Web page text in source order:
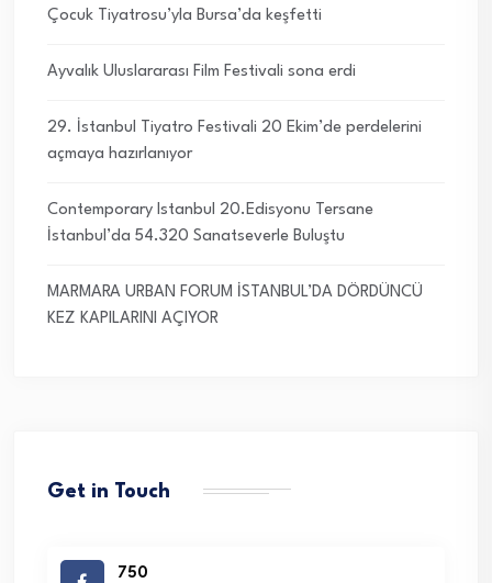
Çocuk Tiyatrosu’yla Bursa’da keşfetti
Ayvalık Uluslararası Film Festivali sona erdi
29. İstanbul Tiyatro Festivali 20 Ekim’de perdelerini
açmaya hazırlanıyor
Contemporary Istanbul 20.Edisyonu Tersane
İstanbul’da 54.320 Sanatseverle Buluştu
MARMARA URBAN FORUM İSTANBUL’DA DÖRDÜNCÜ
KEZ KAPILARINI AÇIYOR
Get in Touch
750